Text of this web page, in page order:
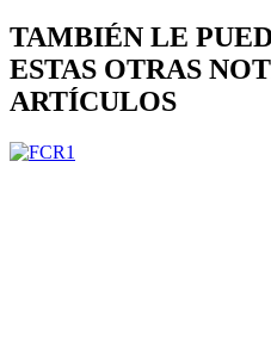
TAMBIÉN LE
ESTAS OTRAS
ARTÍCULOS